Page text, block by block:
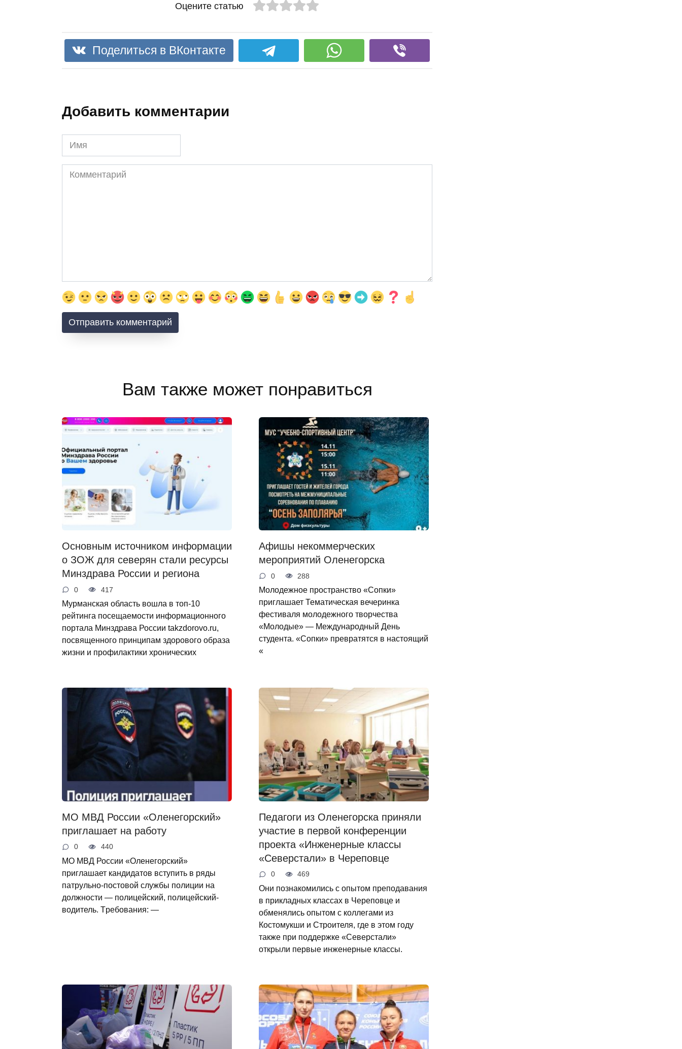
Оцените статью
Поделиться в ВКонтакте
Добавить комментарии
Имя
Комментарий
Вам также может понравиться
Основным источником информации
о ЗОЖ для северян стали ресурсы
Минздрава России и региона
0 417
Мурманская область вошла в топ-10
рейтинга посещаемости информационного
портала Минздрава России takzdorovo.ru,
посвященного принципам здорового образа
жизни и профилактики хронических
Афишы некоммерческих
мероприятий Оленегорска
0 288
Молодежное пространство «Сопки»
приглашает Тематическая вечеринка
фестиваля молодежного творчества
«Молодые» — Международный День
студента. «Сопки» превратятся в настоящий
«
МО МВД России «Оленегорский»
приглашает на работу
0 440
МО МВД России «Оленегорский»
приглашает кандидатов вступить в ряды
патрульно-постовой службы полиции на
должности — полицейский, полицейский-
водитель. Tрeбования: —
Педагоги из Оленегорска приняли
участие в первой конференции
проекта «Инженерные классы
«Северстали» в Череповце
0 469
Они познакомились с опытом преподавания
в прикладных классах в Череповце и
обменялись опытом с коллегами из
Костомукши и Строителя, где в этом году
также при поддержке «Северстали»
открыли первые инженерные классы.